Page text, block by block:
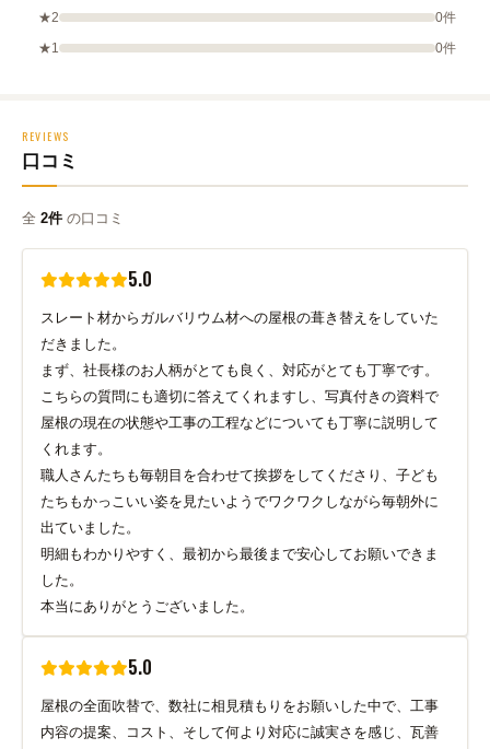
★2
0件
★1
0件
REVIEWS
口コミ
全 2件 の口コミ
5.0
スレート材からガルバリウム材への屋根の葺き替えをしていた
だきました。
まず、社長様のお人柄がとても良く、対応がとても丁寧です。
こちらの質問にも適切に答えてくれますし、写真付きの資料で
屋根の現在の状態や工事の工程などについても丁寧に説明して
くれます。
職人さんたちも毎朝目を合わせて挨拶をしてくださり、子ども
たちもかっこいい姿を見たいようでワクワクしながら毎朝外に
出ていました。
明細もわかりやすく、最初から最後まで安心してお願いできま
した。
本当にありがとうございました。
5.0
屋根の全面吹替で、数社に相見積もりをお願いした中で、工事
内容の提案、コスト、そして何より対応に誠実さを感じ、瓦善